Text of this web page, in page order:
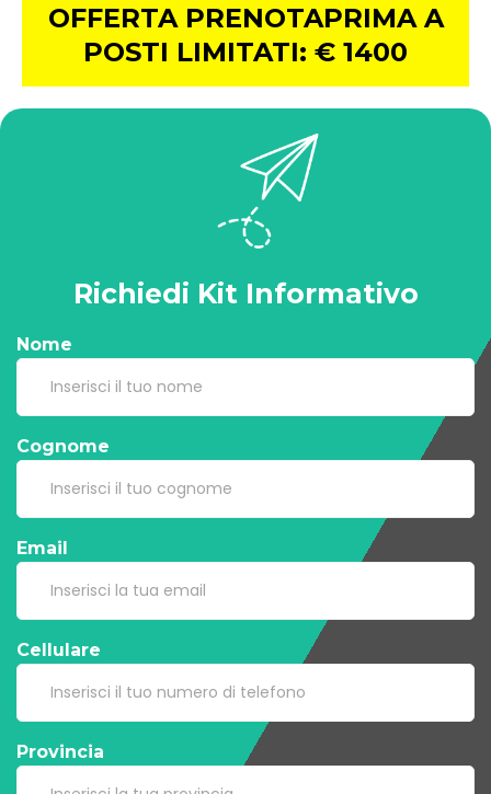
OFFERTA PRENOTAPRIMA A
POSTI LIMITATI: € 1400
Richiedi Kit Informativo
Nome
Cognome
Email
Cellulare
Provincia